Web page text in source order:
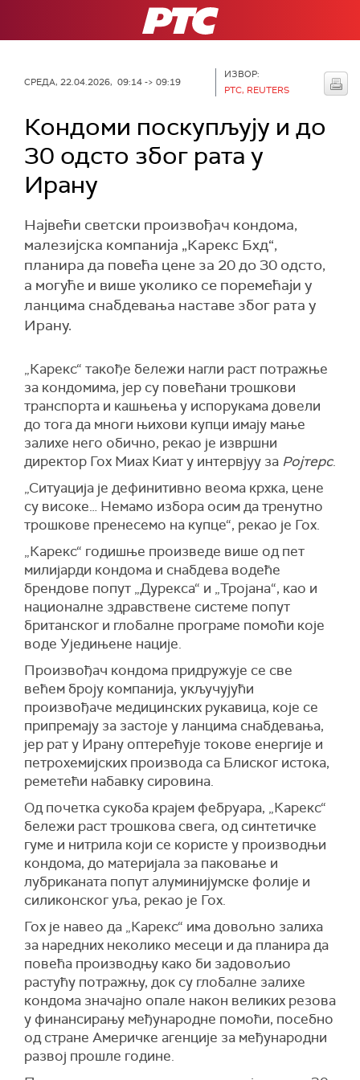
РТС
СРЕДА, 22.04.2026, 09:14 -> 09:19
ИЗВОР:
РТС, REUTERS
Кондоми поскупљују и до
30 одсто због рата у
Ирану
Највећи светски произвођач кондома,
малезијска компанија „Карекс Бхд“,
планира да повећа цене за 20 до 30 одсто,
а могуће и више уколико се поремећаји у
ланцима снабдевања наставе због рата у
Ирану.
„Карекс“ такође бележи нагли раст потражње
за кондомима, јер су повећани трошкови
транспорта и кашњења у испорукама довели
до тога да многи њихови купци имају мање
залихе него обично, рекао је извршни
директор Гох Миах Киат у интервјуу за Ројтерс.
„Ситуација је дефинитивно веома крхка, цене
су високе… Немамо избора осим да тренутно
трошкове пренесемо на купце“, рекао је Гох.
„Карекс“ годишње произведе више одпет
милијарди кондома и снабдева водеће
брендове попут „Дурекса“ и „Тројана“, као и
националне здравствене системе попут
британског и глобалне програме помоћи које
воде Уједињене нације.
Произвођач кондома придружује се све
већем броју компанија, укључујући
произвођаче медицинских рукавица, које се
припремају за застоје у ланцима снабдевања,
јер рат у Ирану оптерећује токове енергије и
петрохемијских производа са Блиског истока,
реметећи набавку сировина.
Од почетка сукоба крајем фебруара, „Карекс“
бележи раст трошкова свега, од синтетичке
гуме и нитрила који се користе у производњи
кондома, до материјала за паковање и
лубриканата попут алуминијумске фолије и
силиконског уља, рекао је Гох.
Гох је навео да „Карекс“ има довољно залиха
за наредних неколико месеци и да планира да
повећа производњу како би задовољио
растућу потражњу, док су глобалне залихе
кондома значајно опале након великих резова
у финансирању међународне помоћи, посебно
од стране Америчке агенције за међународни
развој прошле године.